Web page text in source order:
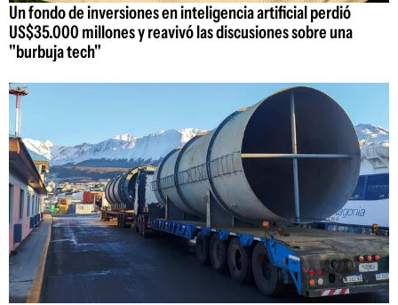
Un fondo de inversiones en inteligencia artificial perdió
US$35.000 millones y reavivó las discusiones sobre una
"burbuja tech"